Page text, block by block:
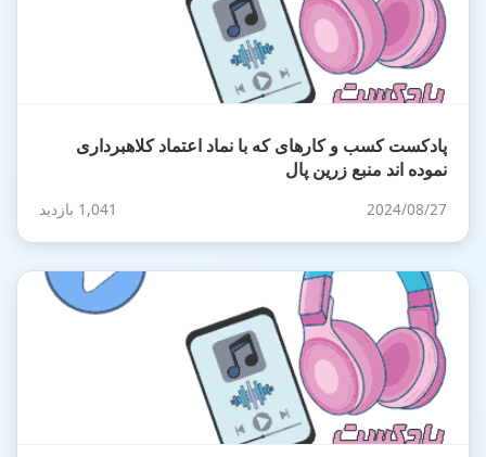
پادکست کسب و کارهای که با نماد اعتماد کلاهبرداری
نموده اند منبع زرین پال
2024/08/27 1,041 بازدید